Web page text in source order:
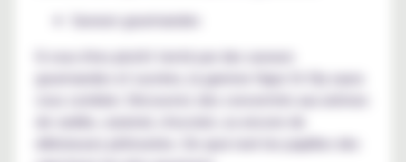
Saveurs gourmandes
Si vous êtes plutôt tenté par des saveurs
gourmandes et sucrées, la gamme Vape Or Diy saura
délicieuses pâtisseries. De quoi ravir les papilles des